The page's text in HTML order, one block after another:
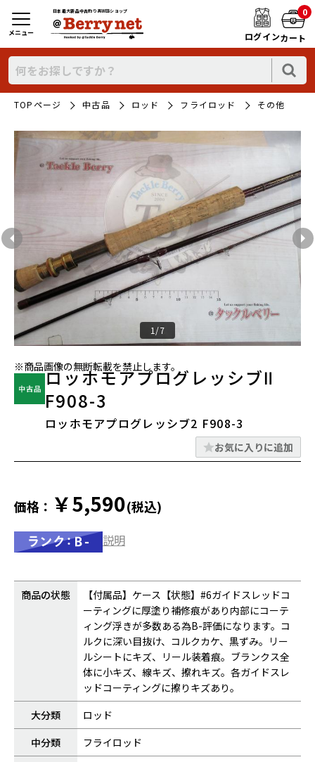
日本最大新品中古釣り具WEBショップ
ログイン
0
カート
メニュー
TOPページ 中古品 ロッド フライロッド その他
1/7
※商品画像の無断転載を禁止します。
ロッホモアプログレッシブⅡ
F908-3
ロッホモアプログレッシブ2 F908-3
お気に入りに追加
価格： ￥5,590(税込)
説明
商品の状態
【付属品】ケース【状態】#6ガイドスレッドコ
ーティングに厚塗り補修痕があり内部にコーテ
ィング浮きが多数ある為B-評価になります。コ
ルクに深い目抜け、コルクカケ、黒ずみ。リー
ルシートにキズ、リール装着痕。ブランクス全
体に小キズ、線キズ、擦れキズ。各ガイドスレ
ッドコーティングに擦りキズあり。
大分類
ロッド
中分類
フライロッド